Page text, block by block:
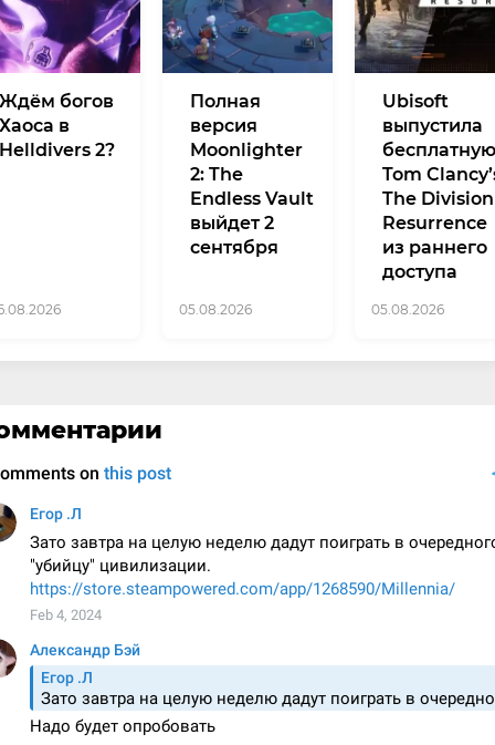
Ждём богов
Хаоса в
Helldivers 2?
Полная
версия
Moonlighter
2: The
Endless Vault
выйдет 2
сентября
05.08.2026
Ubisoft
выпустила
бесплатную
Tom
The Division
Resurrence
из раннего
доступа
05.08.2026